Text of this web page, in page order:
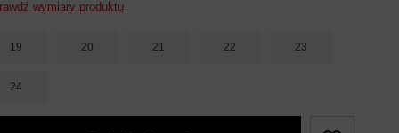
wymiary produktu
19 20 21 22 23
24